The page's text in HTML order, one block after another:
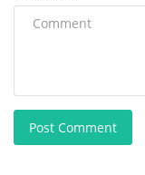
Post Comment